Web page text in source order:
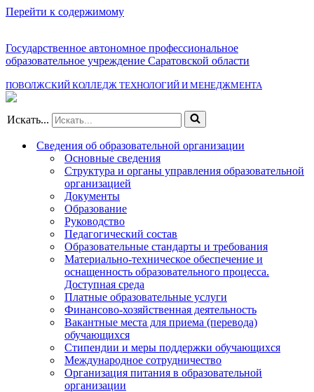
Перейти к содержимому
Государственное автономное профессиональное
образовательное учреждение Саратовской области
ПОВОЛЖСКИЙ КОЛЛЕДЖ ТЕХНОЛОГИЙ И МЕНЕДЖМЕНТА
Искать...
Сведения об образовательной организации
Основные сведения
Структура и органы управления образовательной
организацией
Документы
Образование
Руководство
Педагогический состав
Образовательные стандарты и требования
Материально-техническое обеспечение и
оснащенность образовательного процесса.
Доступная среда
Платные образовательные услуги
Финансово-хозяйственная деятельность
Вакантные места для приема (перевода)
обучающихся
Стипендии и меры поддержки обучающихся
Международное сотрудничество
Организация питания в образовательной
организации